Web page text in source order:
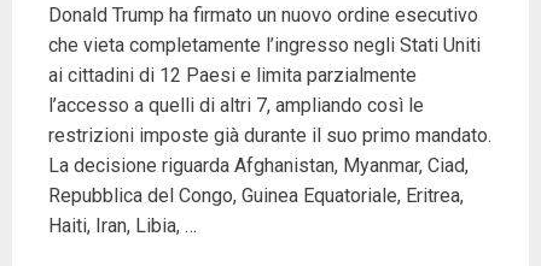
Donald Trump ha firmato un nuovo ordine esecutivo
che vieta completamente l’ingresso negli Stati Uniti
ai cittadini di 12 Paesi e limita parzialmente
l’accesso a quelli di altri 7, ampliando così le
restrizioni imposte già durante il suo primo mandato.
La decisione riguarda Afghanistan, Myanmar, Ciad,
Repubblica del Congo, Guinea Equatoriale, Eritrea,
Haiti, Iran, Libia, …